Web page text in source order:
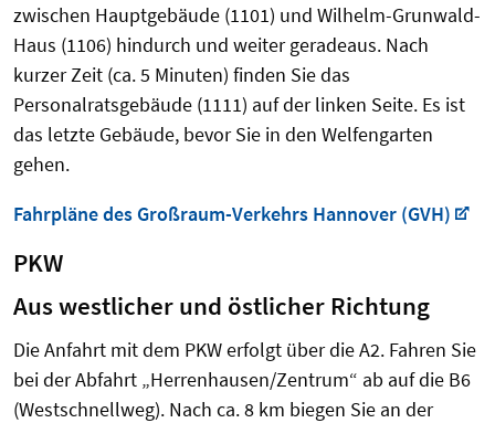
zwischen Hauptgebäude (1101) und Wilhelm-Grunwald-
Haus (1106) hindurch und weiter geradeaus. Nach
kurzer Zeit (ca. 5 Minuten) finden Sie das
Personalratsgebäude (1111) auf der linken Seite. Es ist
das letzte Gebäude, bevor Sie in den Welfengarten
gehen.
Fahrpläne des Großraum-Verkehrs Hannover (GVH)
PKW
Aus westlicher und östlicher Richtung
Die Anfahrt mit dem PKW erfolgt über die A2. Fahren Sie
bei der Abfahrt „Herrenhausen/Zentrum“ ab auf die B6
(Westschnellweg). Nach ca. 8 km biegen Sie an der